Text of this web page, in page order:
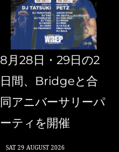
8月28日・29日の2
日間、Bridgeと合
同アニバーサリーパ
ーティを開催
SAT 29 AUGUST 2026